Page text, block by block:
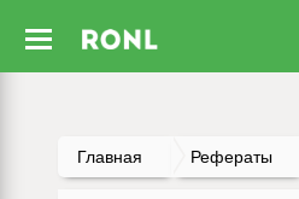
Главная Рефераты